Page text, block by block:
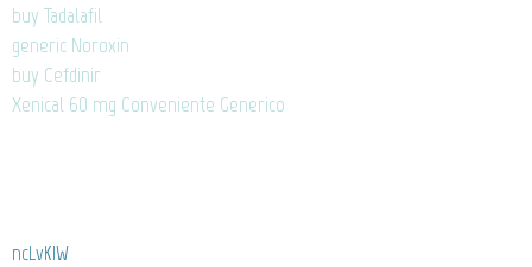
buy Tadalafil
generic Noroxin
buy Cefdinir
Xenical 60 mg Conveniente Generico
ncLvKIW